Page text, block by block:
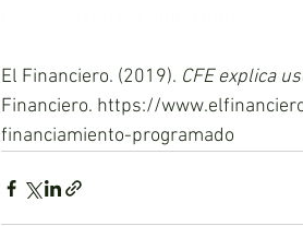
El Financiero. (2019). CFE explica
Financiero. https://
financiamiento-programado